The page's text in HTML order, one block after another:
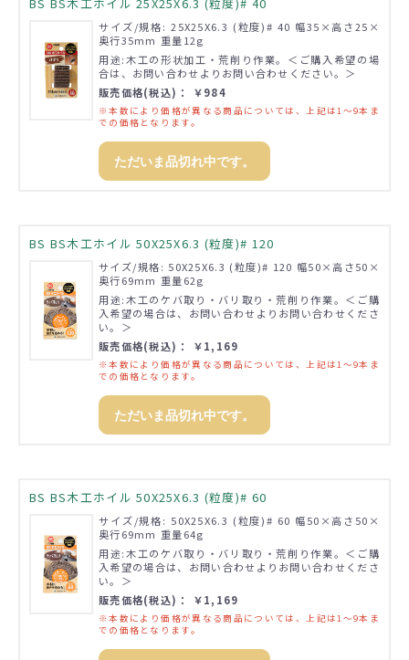
サイズ/規格: 25X25X6.3 (粒度)# 40 幅35×高さ25×
奥行35mm 重量12g
用途:木工の形状加工・荒削り作業。＜ご購入希望の場
合は、お問い合わせよりお問い合わせください。＞
販売価格(税込)： ￥984
※本数により価格が異なる商品については、上記は1～9本ま
での価格となります。
ただいま品切れ中です。
BS BS木工ホイル 50X25X6.3 (粒度)# 120
サイズ/規格: 50X25X6.3 (粒度)# 120 幅50×高さ50×
奥行69mm 重量62g
用途:木工のケバ取り・バリ取り・荒削り作業。＜ご購
入希望の場合は、お問い合わせよりお問い合わせくださ
い。＞
販売価格(税込)： ￥1,169
※本数により価格が異なる商品については、上記は1～9本ま
での価格となります。
ただいま品切れ中です。
BS BS木工ホイル 50X25X6.3 (粒度)# 60
サイズ/規格: 50X25X6.3 (粒度)# 60 幅50×高さ50×
奥行69mm 重量64g
用途:木工のケバ取り・バリ取り・荒削り作業。＜ご購
入希望の場合は、お問い合わせよりお問い合わせくださ
い。＞
販売価格(税込)： ￥1,169
※本数により価格が異なる商品については、上記は1～9本ま
での価格となります。